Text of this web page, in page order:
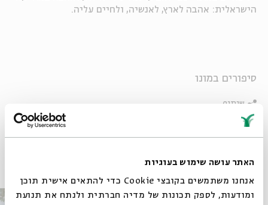
האתר עושה שימוש בעוגיות
אנחנו משתמשים בקובצי Cookie כדי להתאים אישית תוכן
ומודעות, לספק תכונות של מדיה חברתית ולנתח את תנועת
הישראלית: אהבה לארץ, לאנשיה, ולחיים עליה.
סיפורים במונו
שיתוף
פרקים נוספים בסדרה